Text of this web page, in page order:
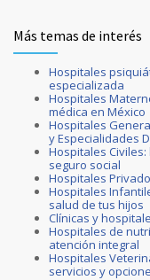
Más temas de interés
Hospitales
especializada
Hospitales
médica en México
Hospitales
y Especialidades
Hospitales
seguro social
Hospitales
Hospitales
salud de tus hijos
Clínicas y
Hospitales de
atención integral
Hospitales
servicios y